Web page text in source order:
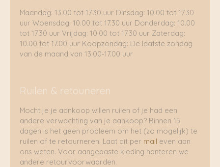
Maandag: 13.00 tot 17.30 uur Dinsdag: 10.00 tot 17.30
uur Woensdag: 10.00 tot 17.30 uur Donderdag: 10.00
tot 17.30 uur Vrijdag: 10.00 tot 17.30 uur Zaterdag:
10.00 tot 17.00 uur Koopzondag: De laatste zondag
van de maand van 13.00-17.00 uur
Ruilen & retouneren
Mocht je je aankoop willen ruilen of je had een
andere verwachting van je aankoop? Binnen 15
dagen is het geen probleem om het (zo mogelijk) te
ruilen of te retourneren. Laat dit per mail even aan
ons weten. Voor aangepaste kleding hanteren we
andere retourvoorwaarden.